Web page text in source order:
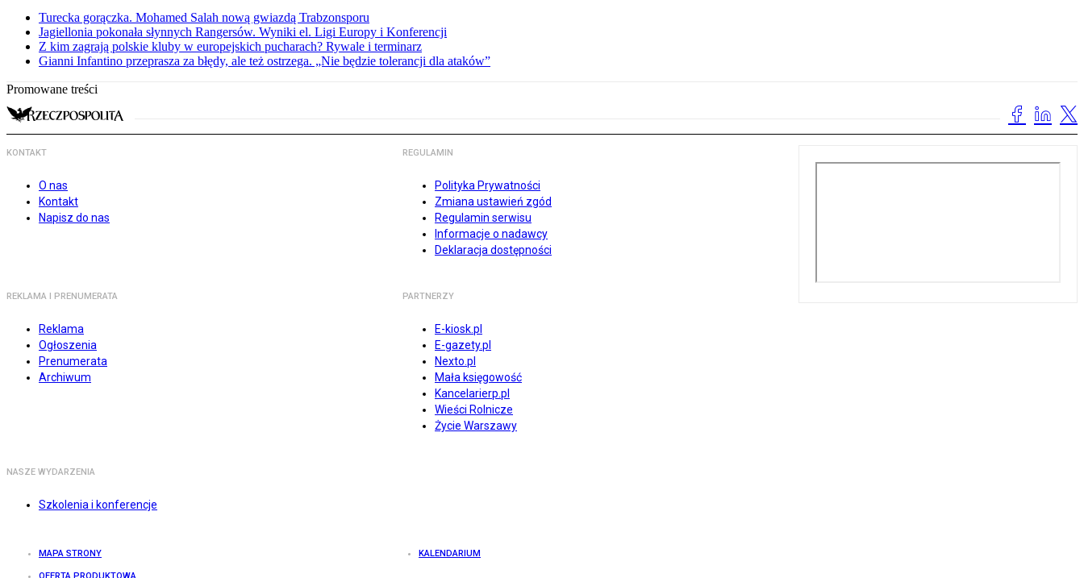
Turecka gorączka. Mohamed Salah nową gwiazdą Trabzonsporu
Jagiellonia pokonała słynnych Rangersów. Wyniki el. Ligi Europy i Konferencji
Z kim zagrają polskie kluby w europejskich pucharach? Rywale i terminarz
Gianni Infantino przeprasza za błędy, ale też ostrzega. „Nie będzie tolerancji dla ataków”
Promowane treści
KONTAKT
O nas
Kontakt
Napisz do nas
REGULAMIN
Polityka Prywatności
Zmiana ustawień zgód
Regulamin serwisu
Informacje o nadawcy
Deklaracja dostępności
REKLAMA I PRENUMERATA
Reklama
Ogłoszenia
Prenumerata
Archiwum
PARTNERZY
E-kiosk.pl
E-gazety.pl
Nexto.pl
Mała księgowość
Kancelarierp.pl
Wieści Rolnicze
Życie Warszawy
NASZE WYDARZENIA
Szkolenia i konferencje
MAPA STRONY KALENDARIUM